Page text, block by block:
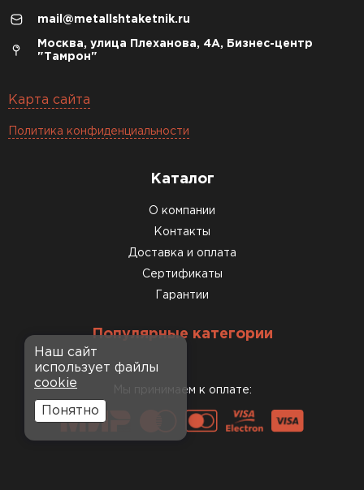
mail@metallshtaketnik.ru
Москва, улица Плеханова, 4А, Бизнес-центр
"Тамрон"
Карта сайта
Политика конфиденциальности
Каталог
О компании
Контакты
Доставка и оплата
Сертификаты
Гарантии
Популярные категории
Мы принимаем к оплате:
Наш сайт
использует файлы
cookie
Понятно